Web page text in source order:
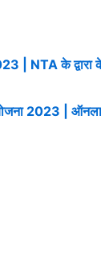
NTA के द्वारा
2023 |